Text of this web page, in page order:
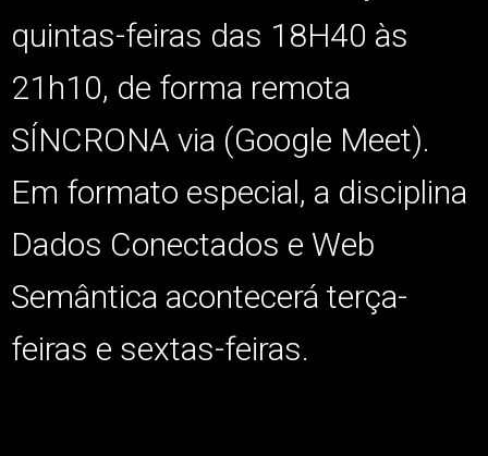
quintas-feiras das 18H40 às
21h10, de forma remota
SÍNCRONA via (Google Meet).
Em formato especial, a disciplina
Dados Conectados e Web
Semântica acontecerá terça-
feiras e sextas-feiras.